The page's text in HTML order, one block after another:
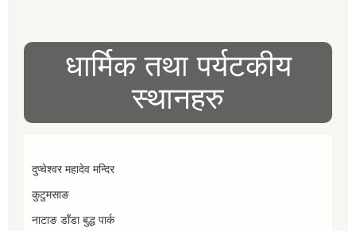
धार्मिक तथा पर्यटकीय
स्थानहरु
दुप्चेश्वर महादेव मन्दिर
कुटुमसाङ
नाटाङ डाँडा बुद्ध पार्क